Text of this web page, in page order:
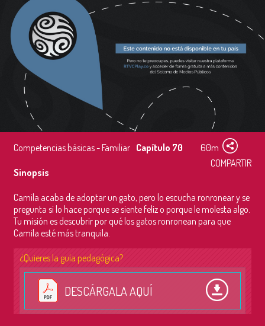
Competencias básicas - Familiar Capítulo 70
60m
COMPARTIR
Sinopsis
Camila acaba de adoptar un gato, pero lo escucha ronronear y se
pregunta si lo hace porque se siente feliz o porque le molesta algo.
Tu misión es descubrir por qué los gatos ronronean para que
Camila esté más tranquila.
¿Quieres la guía pedagógica?
DESCÁRGALA AQUÍ